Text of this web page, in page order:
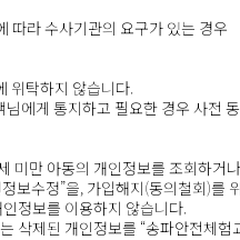
따라 수사기관의 요구가 있는 경우
위탁하지 않습니다.
에게 통지하고 필요한 경우 사전
미만 아동의 개인정보를 조회하거
보수정”을, 가입해지(동의철회)
정보를 이용하지 않습니다.
삭제된 개인정보를 “송파안전체